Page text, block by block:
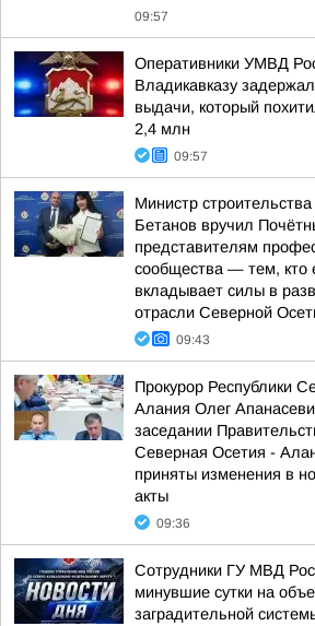
09:57
Оперативники УМВД
Владикавказу
выдачи, который
2,4 млн
09:57
Министр
Бетанов вручил
представителям
сообщества — тем, кто
вкладывает силы в
отрасли Северной
09:43
Прокурор Республики
Алания Олег
заседании
Северная Осетия -
приняты изменения в
акты
09:36
Сотрудники ГУ МВД
минувшие сутки на
заградительной